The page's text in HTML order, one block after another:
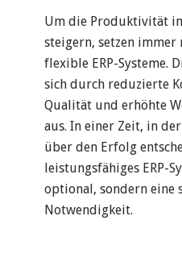
Um die Produktivität
steigern, setzen
flexible ERP-Systeme.
sich durch reduzierte
Qualität und erhöhte
aus. In einer Zeit, in
über den Erfolg
leistungsfähiges ERP-
optional, sondern eine
Notwendigkeit.